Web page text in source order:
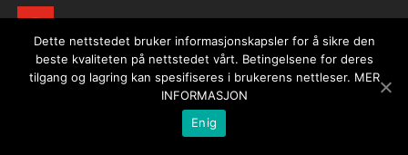
youtube
- All rights reserved.
Dette nettstedet bruker informasjonskapsler for å sikre den
beste kvaliteten på nettstedet vårt. Betingelsene for deres
tilgang og lagring kan spesifiseres i brukerens nettleser. MER
INFORMASJON
Enig